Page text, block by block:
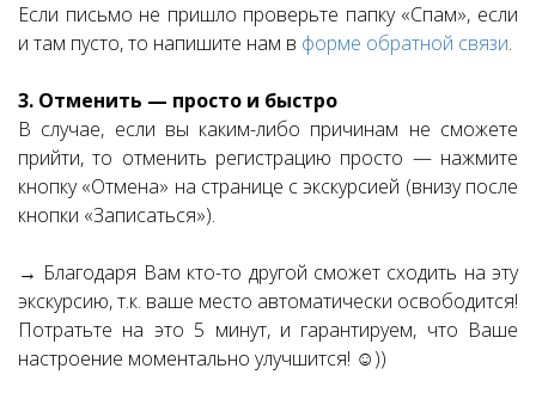
Если письмо не пришло проверьте папку «Спам», если
и там пусто, то напишите нам в форме обратной связи.
3. Отменить — просто и быстро
В случае, если вы каким-либо причинам не сможете
прийти, то отменить регистрацию просто — нажмите
кнопку «Отмена» на странице с экскурсией (внизу после
кнопки «Записаться»).
→ Благодаря Вам кто-то другой сможет сходить на эту
экскурсию, т.к. ваше место автоматически освободится!
Потратьте на это 5 минут, и гарантируем, что Ваше
настроение моментально улучшится! ☺))